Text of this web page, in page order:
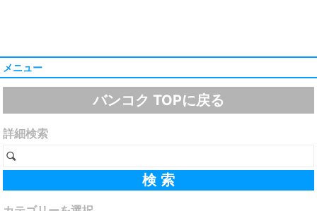
メニュー
バンコク TOPに戻る
詳細検索